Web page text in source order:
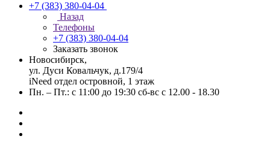
+7 (383) 380-04-04
Назад
Телефоны
+7 (383) 380-04-04
Заказать звонок
Новосибирск,
ул. Дуси Ковальчук, д.179/4
iNeed отдел островной, 1 этаж
Пн. – Пт.: с 11:00 до 19:30 сб-вс с 12.00 - 18.30